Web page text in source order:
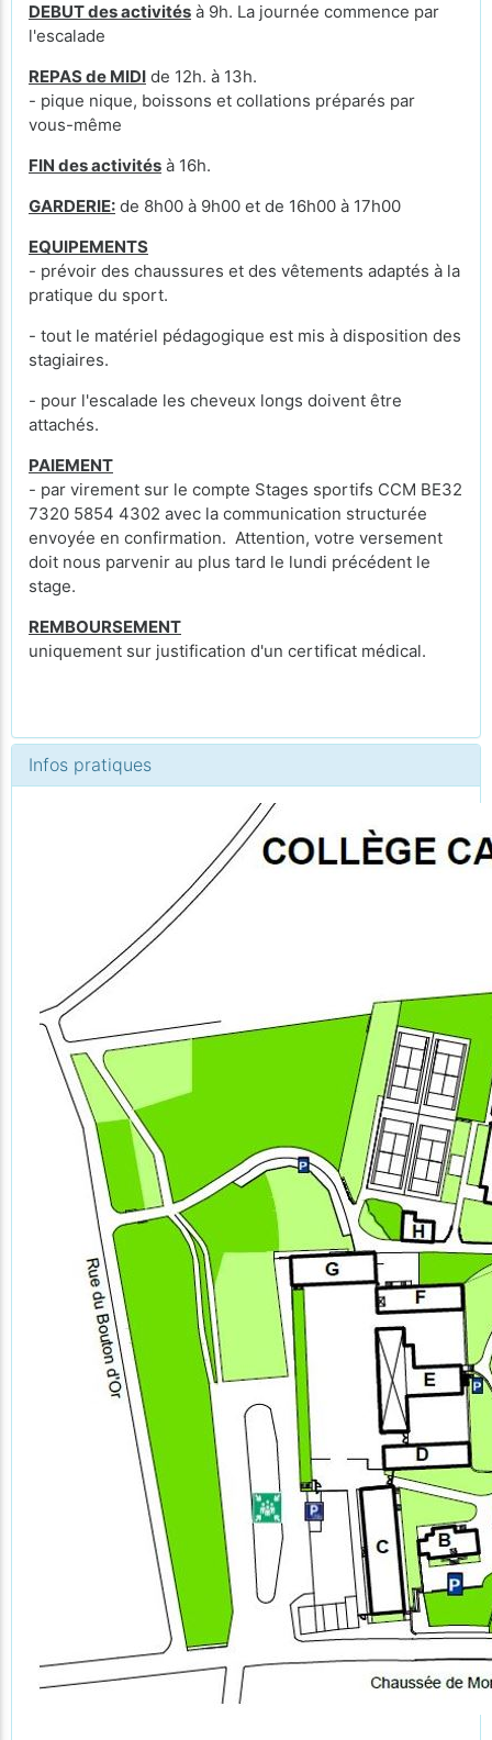
DEBUT des activités à 9h. La journée commence par
l'escalade
REPAS de MIDI de 12h. à 13h.
- pique nique, boissons et collations préparés par
vous-même
FIN des activités à 16h.
GARDERIE: de 8h00 à 9h00 et de 16h00 à 17h00
EQUIPEMENTS
- prévoir des chaussures et des vêtements adaptés à la
pratique du sport.
- tout le matériel pédagogique est mis à disposition des
stagiaires.
- pour l'escalade les cheveux longs doivent être
attachés.
PAIEMENT
- par virement sur le compte Stages sportifs CCM BE32
7320 5854 4302 avec la communication structurée
envoyée en confirmation. Attention, votre versement
doit nous parvenir au plus tard le lundi précédent le
stage.
REMBOURSEMENT
uniquement sur justification d'un certificat médical.
Infos pratiques